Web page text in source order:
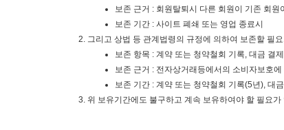
보존 근거 : 회원탈퇴시 다른 회원이 기존 회
보존 기간 : 사이트 폐쇄 또는 영업 종료시
그리고 상법 등 관계법령의 규정에 의하여 보존할 필
보존 항목 : 계약 또는 청약철회 기록, 대금 결
보존 근거 : 전자상거래등에서의 소비자보호
보존 기간 : 계약 또는 청약철회 기록(5년), 대
위 보유기간에도 불구하고 계속 보유하여야 할 필요